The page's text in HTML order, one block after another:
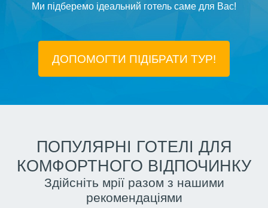
Ми підберемо ідеальний готель саме для Вас!
ДОПОМОГТИ ПІДIБРАТИ ТУР!
ПОПУЛЯРНІ ГОТЕЛІ ДЛЯ
КОМФОРТНОГО ВІДПОЧИНКУ
Здійсніть мрії разом з нашими
рекомендаціями